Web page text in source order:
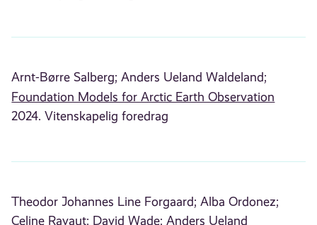
Arnt-Børre Salberg; Anders Ueland Waldeland;
Foundation Models for Arctic Earth Observation
2024. Vitenskapelig foredrag
Theodor Johannes Line Forgaard; Alba Ordonez;
Celine Ravaut; David Wade; Anders Ueland